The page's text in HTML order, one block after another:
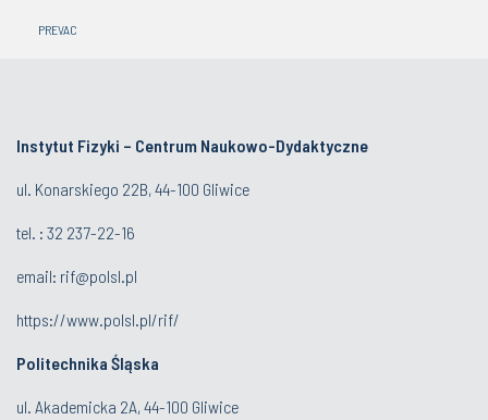
PREVAC
Instytut Fizyki – Centrum Naukowo-Dydaktyczne
ul. Konarskiego 22B, 44-100 Gliwice
tel. : 32 237-22-16
email: rif@polsl.pl
https://www.polsl.pl/rif/
Politechnika Śląska
ul. Akademicka 2A, 44-100 Gliwice